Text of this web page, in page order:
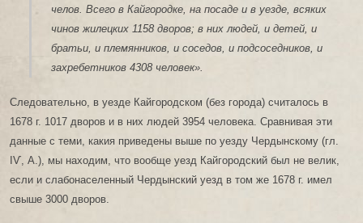
челов. Всего в Кайгородке, на посаде и в уезде, всяких
чинов жилецких 1158 дворов; в них людей, и детей, и
братьи, и племянников, и соседов, и подсоседников, и
захребетников 4308 человек».
Следовательно, в уезде Кайгородском (без города) считалось в
1678 г. 1017 дворов и в них людей 3954 человека. Сравнивая эти
данные с теми, какия приведены выше по уезду Чердынскому (гл.
ІѴ, А.), мы находим, что вообще уезд Кайгородский был не велик,
если и слабонаселенный Чердынский уезд в том же 1678 г. имел
свыше 3000 дворов.